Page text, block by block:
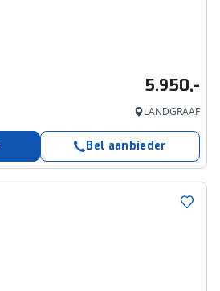
5.950,-
LANDGRAAF
Bel aanbieder